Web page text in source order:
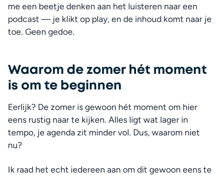
me een beetje denken aan het luisteren naar een
podcast — je klikt op play, en de inhoud komt naar je
toe. Geen gedoe.
Waarom de zomer hét moment
is om te beginnen
Eerlijk? De zomer is gewoon hét moment om hier
eens rustig naar te kijken. Alles ligt wat lager in
tempo, je agenda zit minder vol. Dus, waarom niet
nu?
Ik raad het echt iedereen aan om dit gewoon eens te